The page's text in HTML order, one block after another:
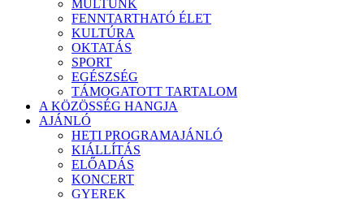
MÚLTUNK
FENNTARTHATÓ ÉLET
KULTÚRA
OKTATÁS
SPORT
EGÉSZSÉG
TÁMOGATOTT TARTALOM
A KÖZÖSSÉG HANGJA
AJÁNLÓ
HETI PROGRAMAJÁNLÓ
KIÁLLÍTÁS
ELŐADÁS
KONCERT
GYEREK